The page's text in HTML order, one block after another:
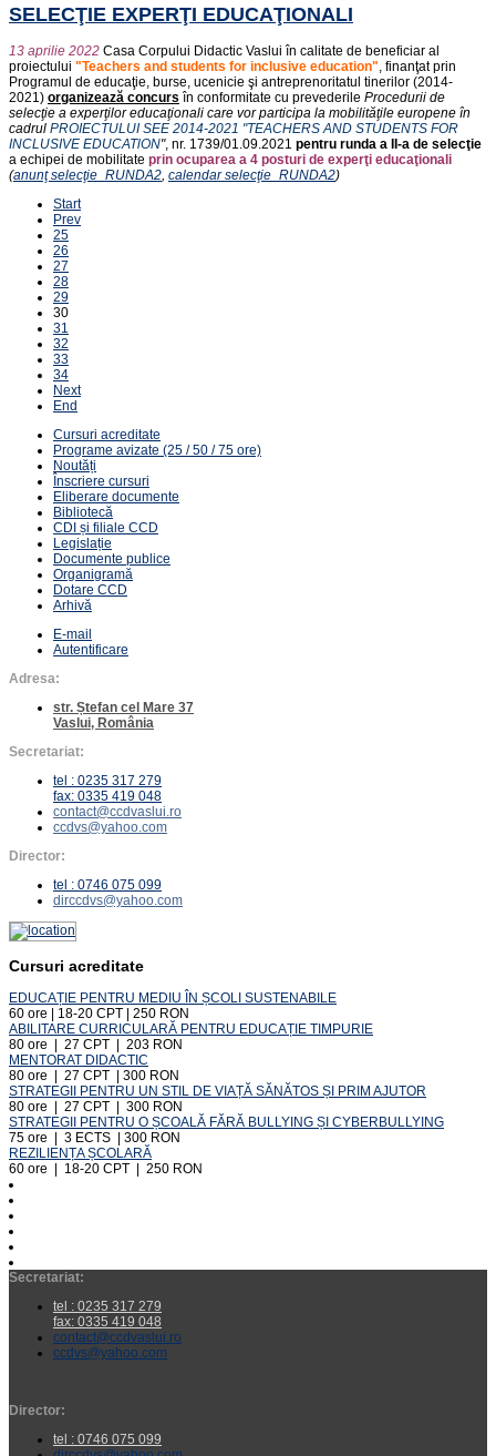
SELECŢIE EXPERŢI EDUCAŢIONALI
13 aprilie 2022 Casa Corpului Didactic Vaslui în calitate de beneficiar al
proiectului "Teachers and students for inclusive education", finanţat prin
Programul de educaţie, burse, ucenicie şi antreprenoritatul tinerilor (2014-
2021) organizează concurs în conformitate cu prevederile Procedurii de
selecţie a experţilor educaţionali care vor participa la mobilităţile europene în
cadrul PROIECTULUI SEE 2014-2021 "TEACHERS AND STUDENTS FOR
INCLUSIVE EDUCATlON", nr. 1739/01.09.2021 pentru runda a II-a de selecţie
a echipei de mobilitate prin ocuparea a 4 posturi de experţi educaţionali
(anunţ selecţie_RUNDA2, calendar selecţie_RUNDA2)
Start
Prev
25
26
27
28
29
30
31
32
33
34
Next
End
Cursuri acreditate
Programe avizate (25 / 50 / 75 ore)
Noutăți
Înscriere cursuri
Eliberare documente
Bibliotecă
CDI și filiale CCD
Legislație
Documente publice
Organigramă
Dotare CCD
Arhivă
E-mail
Autentificare
Adresa:
str. Ștefan cel Mare 37
Vaslui, România
Secretariat:
tel : 0235 317 279
fax: 0335 419 048
contact@ccdvaslui.ro
ccdvs@yahoo.com
Director:
tel : 0746 075 099
dirccdvs@yahoo.com
Cursuri acreditate
EDUCAȚIE PENTRU MEDIU ÎN ȘCOLI SUSTENABILE
60 ore | 18-20 CPT | 250 RON
ABILITARE CURRICULARĂ PENTRU EDUCAȚIE TIMPURIE
80 ore | 27 CPT | 203 RON
MENTORAT DIDACTIC
80 ore | 27 CPT | 300 RON
STRATEGII PENTRU UN STIL DE VIAȚĂ SĂNĂTOS ȘI PRIM AJUTOR
80 ore | 27 CPT | 300 RON
STRATEGII PENTRU O ȘCOALĂ FĂRĂ BULLYING ȘI CYBERBULLYING
75 ore | 3 ECTS | 300 RON
REZILIENȚA ȘCOLARĂ
60 ore | 18-20 CPT | 250 RON
Secretariat:
tel : 0235 317 279
fax: 0335 419 048
contact@ccdvaslui.ro
ccdvs@yahoo.com
Director:
tel : 0746 075 099